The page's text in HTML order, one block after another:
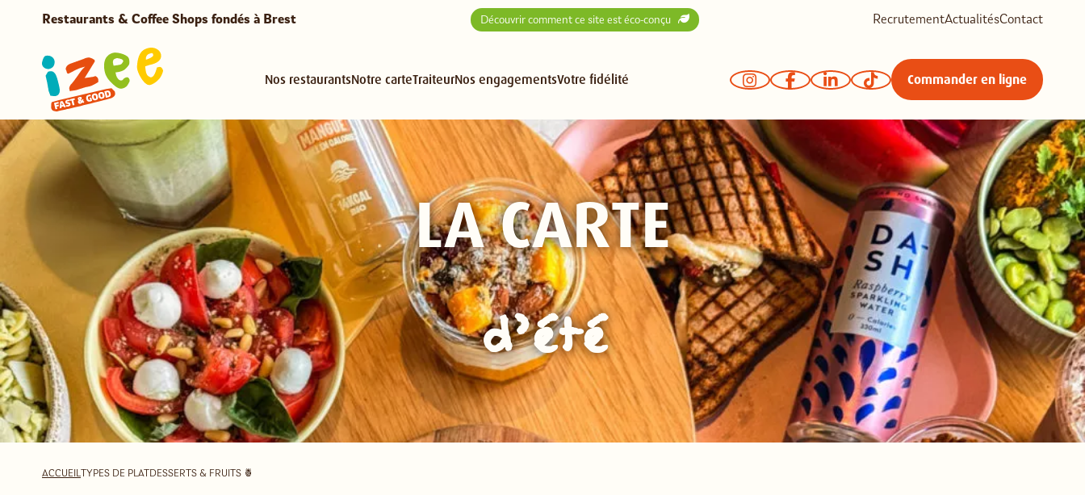
Restaurants & Coffee Shops fondés à Brest Découvrir comment ce site est éco-conçu RecrutementActualitésContact
Nos restaurantsNotre carteTraiteurNos engagementsVotre fidélité Commander en ligne
LA CARTE
d’été
ACCUEIL TYPES DE PLAT DESSERTS & FRUITS 🍍